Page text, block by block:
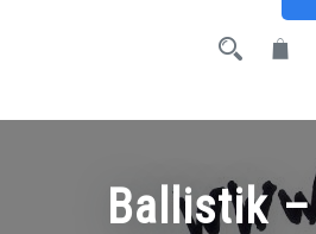
Ballistik